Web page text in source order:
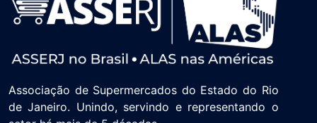
Associação de Supermercados do Estado do Rio
de Janeiro. Unindo, servindo e representando o